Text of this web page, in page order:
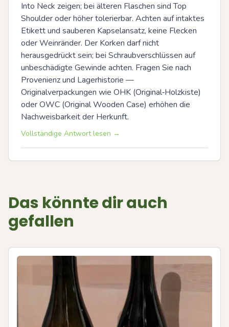
Into Neck zeigen; bei älteren Flaschen sind Top
Shoulder oder höher tolerierbar. Achten auf intaktes
Etikett und sauberen Kapselansatz, keine Flecken
oder Weinränder. Der Korken darf nicht
herausgedrückt sein; bei Schraubverschlüssen auf
unbeschädigte Gewinde achten. Fragen Sie nach
Provenienz und Lagerhistorie —
Originalverpackungen wie OHK (Original‑Holzkiste)
oder OWC (Original Wooden Case) erhöhen die
Nachweisbarkeit der Herkunft.
Vollständige Antwort lesen →
Das könnte dir auch
gefallen